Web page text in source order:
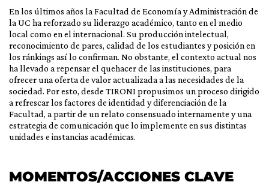
En los últimos años la Facultad de Economía y Administración de
la UC ha reforzado su liderazgo académico, tanto en el medio
local como en el internacional. Su producción intelectual,
reconocimiento de pares, calidad de los estudiantes y posición en
los ránkings así lo confirman. No obstante, el contexto actual nos
ha llevado a repensar el quehacer de las instituciones, para
ofrecer una oferta de valor actualizada a las necesidades de la
sociedad. Por esto, desde TIRONI propusimos un proceso dirigido
a refrescar los factores de identidad y diferenciación de la
Facultad, a partir de un relato consensuado internamente y una
estrategia de comunicación que lo implemente en sus distintas
unidades e instancias académicas.
MOMENTOS/ACCIONES CLAVE